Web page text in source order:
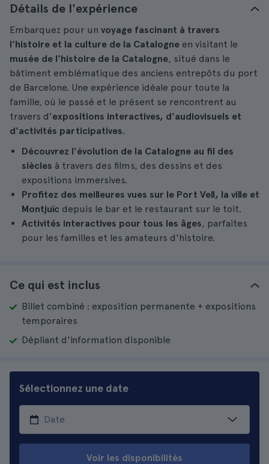
Détails de l'expérience
Embarquez pour un voyage fascinant à travers
l'histoire et la culture de la Catalogne en visitant le
musée de l'histoire de la Catalogne, situé dans le
bâtiment emblématique des anciens entrepôts du port
de Barcelone. Une expérience idéale pour toute la
famille, où le passé et le présent se rencontrent au
travers d'expositions interactives, d'audiovisuels et
d'activités participatives.
Découvrez l'évolution de la Catalogne au fil des
siècles à travers des films, des dessins et des
expositions immersives.
Profitez des meilleures vues sur le Port Vell, la ville et
Montjuïc depuis le bar et le restaurant sur le toit.
Activités interactives pour tous les âges, parfaites
pour les familles et les amateurs d'histoire.
Ce qui est inclus
Billet combiné : exposition permanente + expositions
temporaires
Dépliant d'information disponible
Sélectionnez une date
Voir les disponibilités